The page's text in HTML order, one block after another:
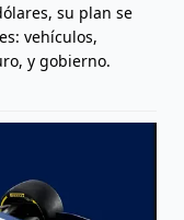
su plan se
vehículos,
y gobierno.